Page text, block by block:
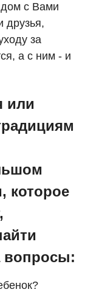
с Вами
друзья,
за
а с ним - и
или
которое
вопросы: